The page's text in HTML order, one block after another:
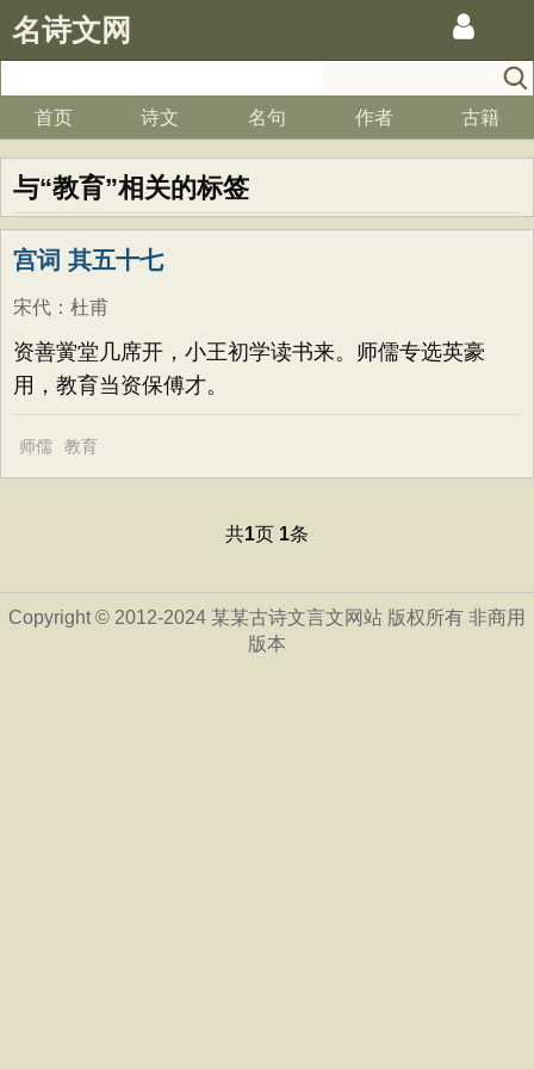
名诗文网
首页 诗文 名句 作者 古籍
与“教育”相关的标签
宫词 其五十七
宋代 ： 杜甫
资善黉堂几席开，小王初学读书来。师儒专选英豪
用，教育当资保傅才。
师儒 教育
共1页 1条
Copyright © 2012-2024 某某古诗文言文网站 版权所有 非商用
版本